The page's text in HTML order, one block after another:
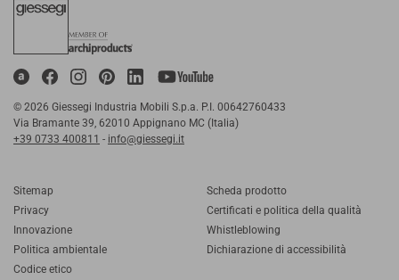
© 2026 Giessegi Industria Mobili S.p.a. P.I. 00642760433
Via Bramante 39, 62010 Appignano MC (Italia)
+39 0733 400811 - info@giessegi.it
Sitemap
Privacy
Innovazione
Politica ambientale
Codice etico
Scheda prodotto
Certificati e politica della qualità
Whistleblowing
Dichiarazione di accessibilità